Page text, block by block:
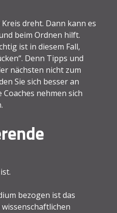
dreht. Dann kann es
beim Ordnen hilft.
ist in diesem Fall,
Denn Tipps und
nächsten nicht zum
Sie sich besser an
nehmen sich
bezogen ist das